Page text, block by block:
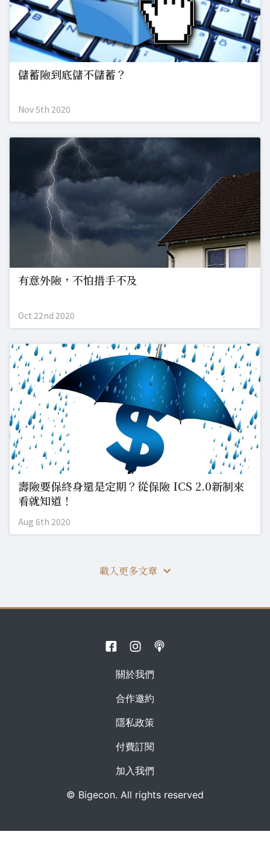
儲蓄險到底儲不儲蓄？
Nov 5th 2020
有意外險，不怕措手不及
Oct 22nd 2020
壽險要保終身還是定期？從保險 ICS 2.0新制來
看就知道！
Aug 6th 2020
載入更多文章
關於我們
合作邀約
隱私政策
付費訂閱
加入我們
© Bigecon. All rights reserved